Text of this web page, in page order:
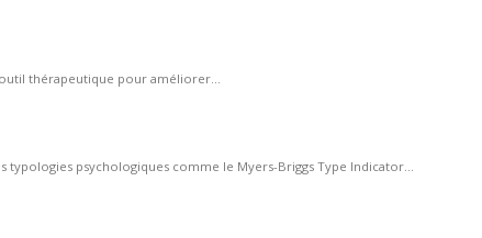
thérapeutique pour améliorer...
typologies psychologiques comme le Myers-Briggs Type Indicator...